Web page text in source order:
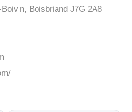
Boisbriand J7G 2A8